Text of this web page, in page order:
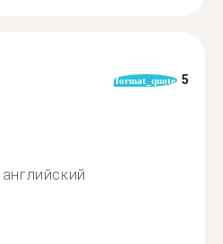
format_quote 5
английский